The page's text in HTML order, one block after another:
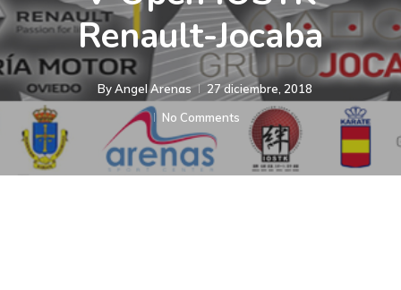
Renault-Jocaba
ByAngel Arenas
27 diciembre, 2018
No Comments